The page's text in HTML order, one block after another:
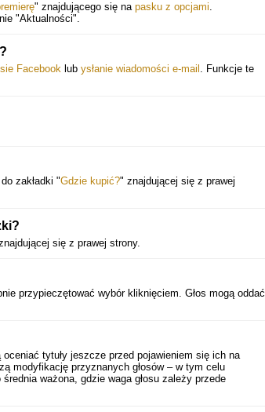
" znajdującego się na pasku z opcjami.
"Aktualności".
Facebook lub ysłanie wiadomości e-mail . Funkcje te
zakładki "Gdzie kupić?" znajdującej się z prawej
się z prawej strony.
przypieczętować wybór kliknięciem. Głos mogą oddać
tytuły jeszcze przed pojawieniem się ich na
modyfikację przyznanych głosów – w tym celu
ważona, gdzie waga głosu zależy przede